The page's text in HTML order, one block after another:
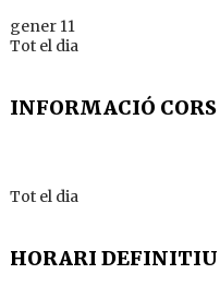
gener 11
Tot el dia
INFORMACIÓ CORS
Tot el dia
HORARI DEFINITIU